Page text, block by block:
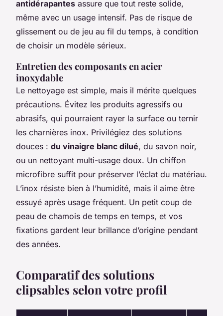
antidérapantes assure que tout reste solide,
même avec un usage intensif. Pas de risque de
glissement ou de jeu au fil du temps, à condition
de choisir un modèle sérieux.
Entretien des composants en acier
inoxydable
Le nettoyage est simple, mais il mérite quelques
précautions. Évitez les produits agressifs ou
abrasifs, qui pourraient rayer la surface ou ternir
les charnières inox. Privilégiez des solutions
douces : du vinaigre blanc dilué, du savon noir,
ou un nettoyant multi-usage doux. Un chiffon
microfibre suffit pour préserver l’éclat du matériau.
L’inox résiste bien à l’humidité, mais il aime être
essuyé après usage fréquent. Un petit coup de
peau de chamois de temps en temps, et vos
fixations gardent leur brillance d’origine pendant
des années.
Comparatif des solutions
clipsables selon votre profil